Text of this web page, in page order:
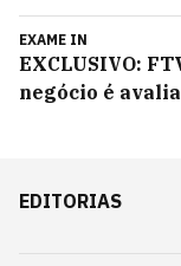
EXAME IN
EXCLUSIVO:
negócio é
EDITORIAS